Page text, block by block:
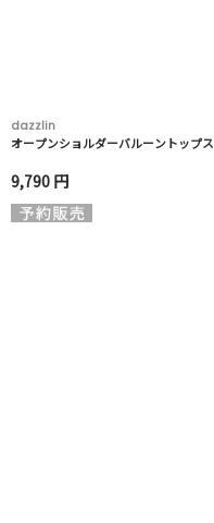
dazzlin
オープンショルダーバルーントップス
9,790 円